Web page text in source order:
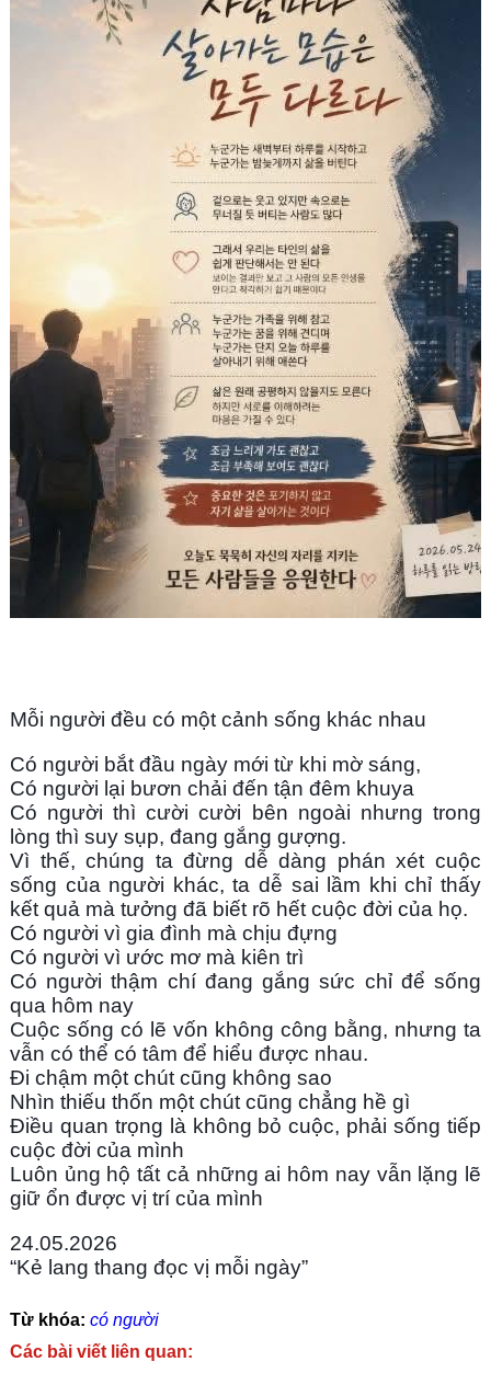
Góc chia sẻ
Mỗi người đều có một cảnh sống khác nhau
Có người bắt đầu ngày mới từ khi mờ sáng,
Có người lại bươn chải đến tận đêm khuya
Có người thì cười cười bên ngoài nhưng trong
lòng thì suy sụp, đang gắng gượng.
Vì thế, chúng ta đừng dễ dàng phán xét cuộc
sống của người khác, ta dễ sai lầm khi chỉ thấy
kết quả mà tưởng đã biết rõ hết cuộc đời của họ.
Có người vì gia đình mà chịu đựng
Có người vì ước mơ mà kiên trì
Có người thậm chí đang gắng sức chỉ để sống
qua hôm nay
Cuộc sống có lẽ vốn không công bằng, nhưng ta
vẫn có thể có tâm để hiểu được nhau.
Đi chậm một chút cũng không sao
Nhìn thiếu thốn một chút cũng chẳng hề gì
Điều quan trọng là không bỏ cuộc, phải sống tiếp
cuộc đời của mình
Luôn ủng hộ tất cả những ai hôm nay vẫn lặng lẽ
giữ ổn được vị trí của mình
24.05.2026
“Kẻ lang thang đọc vị mỗi ngày”
Từ khóa: có người
Các bài viết liên quan: